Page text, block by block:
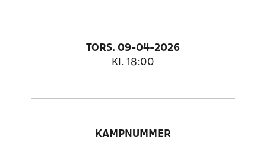
TORS. 09-04-2026
Kl. 18:00
KAMPNUMMER